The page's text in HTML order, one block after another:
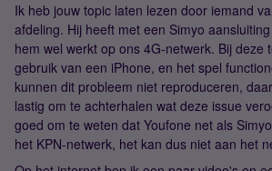
Ik heb jouw topic laten lezen door iemand
afdeling. Hij heeft met een Simyo
hem wel werkt op ons 4G-netwerk. Bij deze
gebruik van een iPhone, en het spel
kunnen dit probleem niet reproduceren,
lastig om te achterhalen wat deze issue
goed om te weten dat Youfone net als
het KPN-netwerk, het kan dus niet aan het